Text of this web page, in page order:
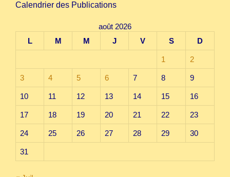
Calendrier des Publications
août 2026
L
M M J V S D
1 2
3 4 5 6 7 8 9
10 11 12 13 14 15 16
17 18 19 20 21 22 23
24 25 26 27 28 29 30
31